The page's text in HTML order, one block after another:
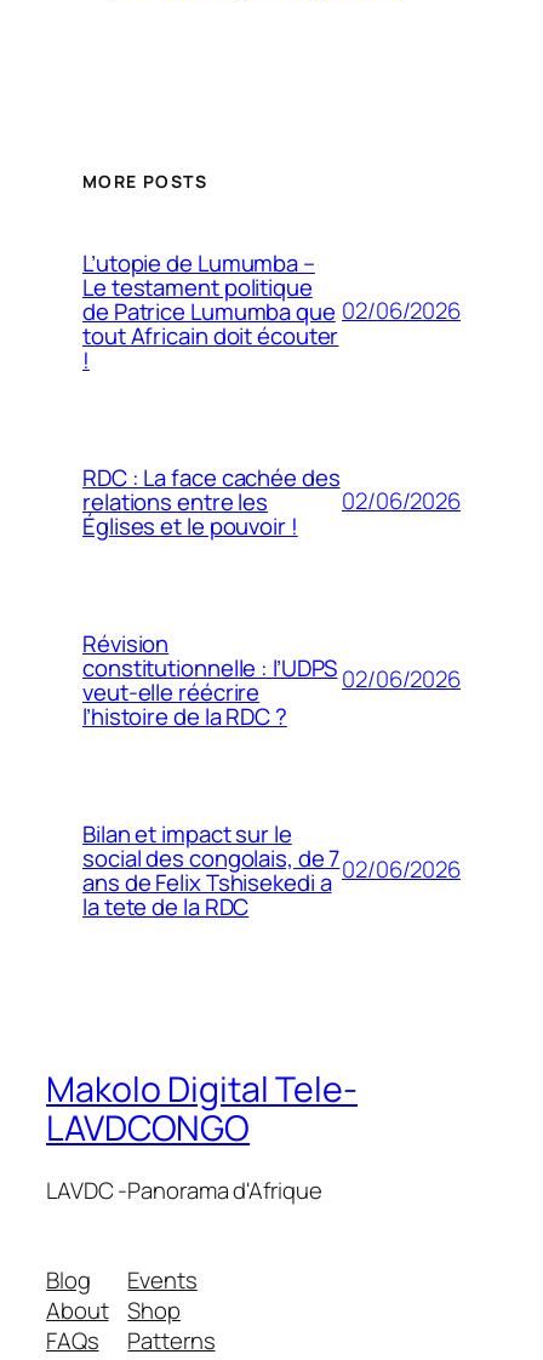
MORE POSTS
L’utopie de Lumumba –
Le testament politique
de Patrice Lumumba que
tout Africain doit écouter
!
02/06/2026
RDC : La face cachée des
relations entre les
Églises et le pouvoir !
02/06/2026
Révision
constitutionnelle : l’UDPS
veut-elle réécrire
l’histoire de la RDC ?
02/06/2026
Bilan et impact sur le
social des congolais, de 7
ans de Felix Tshisekedi a
la tete de la RDC
02/06/2026
Makolo Digital Tele-
LAVDCONGO
LAVDC -Panorama d'Afrique
Blog
About
FAQs
Events
Shop
Patterns